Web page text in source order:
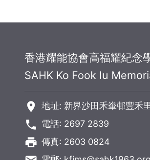
香港耀能協會高福耀紀念
SAHK Ko Fook Iu
room 地址: 新界沙田禾輋邨豐禾
phone 電話: 2697 2839
local_printshop 傳真: 2603 0824